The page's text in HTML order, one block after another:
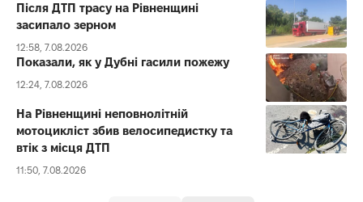
Після ДТП трасу на Рівненщині
засипало зерном
12:58, 7.08.2026
Показали, як у Дубні гасили пожежу
12:24, 7.08.2026
На Рівненщині неповнолітній
мотоцикліст збив велосипедистку та
втік з місця ДТП
11:50, 7.08.2026